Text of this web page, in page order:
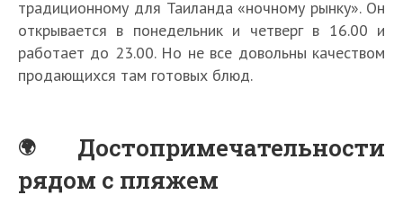
традиционному для Таиланда «ночному рынку». Он
открывается в понедельник и четверг в 16.00 и
работает до 23.00. Но не все довольны качеством
продающихся там готовых блюд.
Достопримечательности
рядом с пляжем